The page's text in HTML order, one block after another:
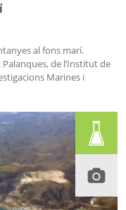
al fons marí.
de l’Institut de
Marines i